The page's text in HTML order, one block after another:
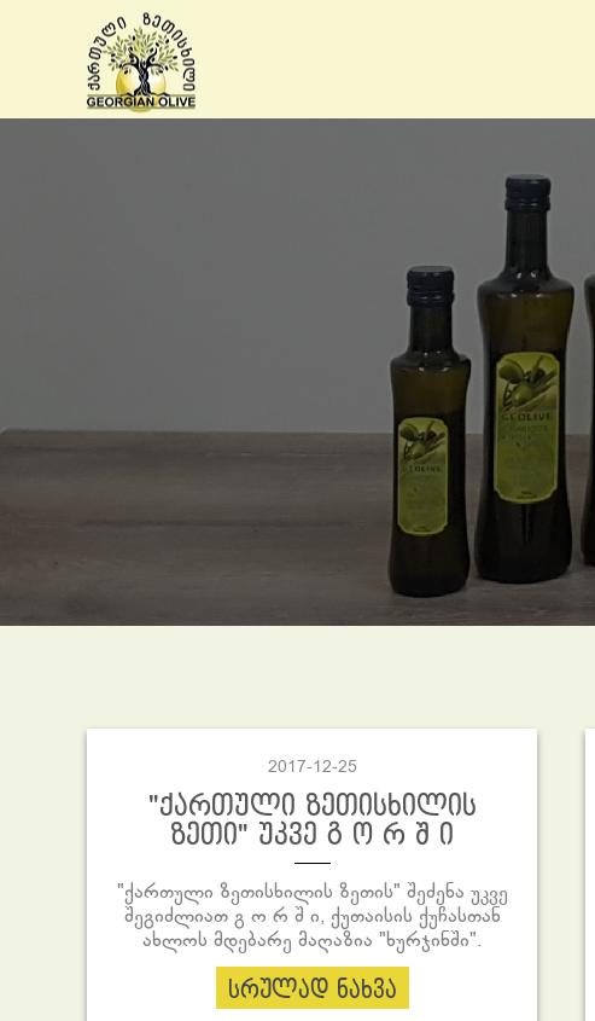
2017-12-25
"ქართული ზეთისხილის
ზეთი" უკვე გ ო რ შ ი
"ქართული ზეთისხილის ზეთის" შეძენა უკვე
შეგიძლიათ გ ო რ შ ი, ქუთაისის ქუჩასთან
ახლოს მდებარე მაღაზია "ხურჯინში".
სრულად ნახვა